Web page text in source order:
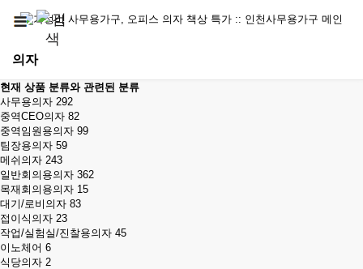
의자
현재 상품 분류와 관련된 분류
사무용의자 292
중역CEO의자 82
중역임원용의자 99
팀장용의자 59
메쉬의자 243
일반회의용의자 362
목재회의용의자 15
대기/로비의자 83
접이식의자 23
작업/실험실/진찰용의자 45
이노체어 6
식당의자 2